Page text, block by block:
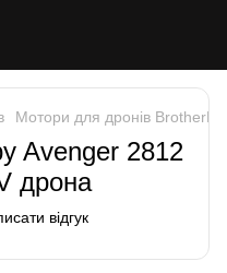
Мотори для дронів
Avenger 2812
дрона
відгук